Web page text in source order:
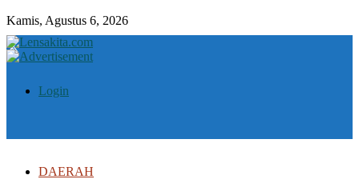
Kamis, Agustus 6, 2026
Login
DAERAH